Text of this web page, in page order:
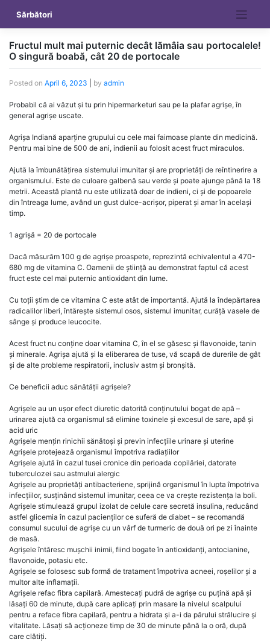
content
Sărbători
Fructul mult mai puternic decât lămâia sau portocalele!
O singură boabă, cât 20 de portocale
Posted on April 6, 2023 by admin
Probabil că ai văzut și tu prin hipermarketuri sau pe la plafar agrișe, în
general agrișe uscate.
Agrișa Indiană aparține grupului cu cele mai faimoase plante din medicină.
Pentru mai bine de 500 de ani, indienii au folosit acest fruct miraculos.
Ajută la îmbunătățirea sistemului imunitar și are proprietăți de reîntinerire a
organismului. Este de culoare galbenă sau verde și poate ajunge până la 18
metrii. Această plantă nu este utilizată doar de indieni, ci și de popoarele
din întreaga lume, având un gust dulce-acrișor, piperat și amar în același
timp.
1 agrișă = 20 de portocale
Dacă măsurăm 100 g de agrișe proaspete, reprezintă echivalentul a 470-
680 mg de vitamina C. Oamenii de știință au demonstrat faptul că acest
fruct este cel mai puternic antioxidant din lume.
Cu toții știm de ce vitamina C este atât de importantă. Ajută la îndepărtarea
radicalilor liberi, întărește sistemul osos, sistemul imunitar, curăță vasele de
sânge și produce leucocite.
Acest fruct nu conține doar vitamina C, în el se găsesc și flavonoide, tanin
și minerale. Agrișa ajută și la eliberarea de tuse, vă scapă de durerile de gât
și de alte probleme respiratorii, inclusiv astm și bronșită.
Ce beneficii aduc sănătății agrișele?
Agrișele au un ușor efect diuretic datorită conținutului bogat de apă –
urinarea ajută ca organismul să elimine toxinele și excesul de sare, apă și
acid uric
Agrișele mențin rinichii sănătoși și previn infecțiile urinare și uterine
Agrișele protejează organismul împotriva radiațiilor
Agrișele ajută în cazul tusei cronice din perioada copilăriei, datorate
tuberculozei sau astmului alergic
Agrișele au proprietăți antibacteriene, sprijină organismul în lupta împotriva
infecțiilor, susținând sistemul imunitar, ceea ce va crește rezistența la boli.
Agrișele stimulează grupul izolat de celule care secretă insulina, reducând
astfel glicemia în cazul pacienților ce suferă de diabet – se recomandă
consumul sucului de agrișe cu un vârf de turmeric de două ori pe zi înainte
de masă.
Agrișele întăresc mușchii inimii, fiind bogate în antioxidanți, antocianine,
flavonoide, potasiu etc.
Agrișele se folosesc sub formă de tratament împotriva acneei, roșelilor și a
multor alte inflamații.
Agrișele refac fibra capilară. Amestecați pudră de agrișe cu puțină apă și
lăsați 60 de minute, după care aplicați prin masare la nivelul scalpului
pentru a reface fibra capilară, pentru a hidrata și a-i da părului strălucire și
vitalitate. Lăsați să acționeze timp de 30 de minute până la o oră, după
care clătiți.